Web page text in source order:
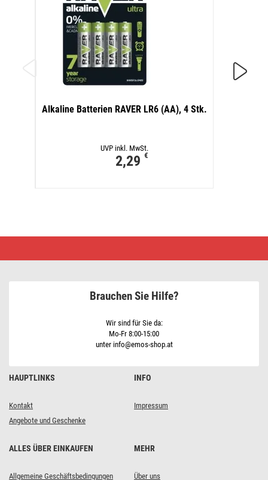
Alkaline Batterien RAVER LR6 (AA), 4 Stk.
UVP inkl. MwSt.
2,29 €
Lichterkette,
HAUPTLINKS
Kontakt
Angebote und Geschenke
INFO
Impressum
ALLES ÜBER EINKAUFEN
Allgemeine Geschäftsbedingungen
MEHR
Über uns
Brauchen Sie Hilfe?
Wir sind für Sie da:
Mo-Fr 8:00-15:00
unter info@emos-shop.at